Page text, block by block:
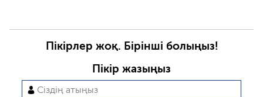
Пікірлер жоқ. Бірінші болыңыз!
Пікір жазыңыз